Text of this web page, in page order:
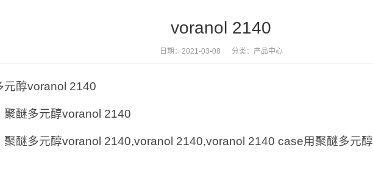
voranol 2140
日期：2021-03-08 分类： 产品中心
元醇voranol 2140
聚醚多元醇voranol 2140
聚醚多元醇voranol 2140,voranol 2140,voranol 2140 case用聚醚多元醇